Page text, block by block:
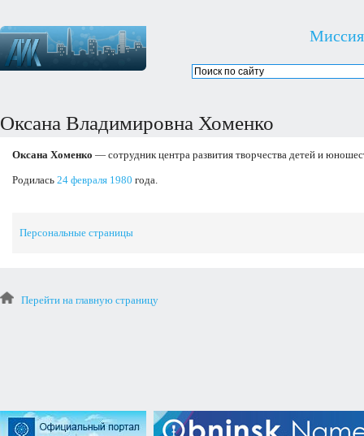
Миссия
Оксана Владимировна Хоменко
Оксана Хоменко — сотрудник центра развития творчества детей и
Родилась 24 февраля 1980 года.
Персональные страницы
Перейти на главную страницу